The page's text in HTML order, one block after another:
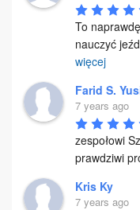
To
nauczyć
więcej
Farid S.
7 years ago
zespołowi
prawdziwi
Kris Ky
7 years ago